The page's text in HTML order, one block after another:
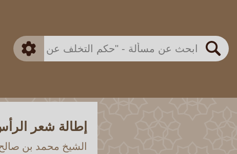
بحث
اللجنة الدائمة
متقدم
إطالة شعر
الشيخ محمد بن صالح